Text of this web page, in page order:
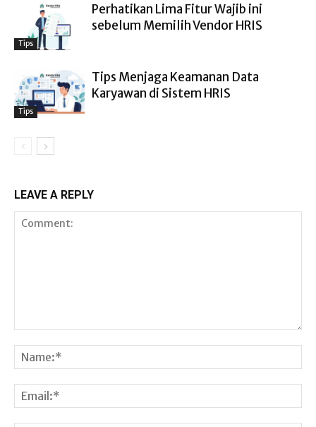
Tips
Perhatikan Lima Fitur Wajib ini
sebelum Memilih Vendor HRIS
Tips
Tips Menjaga Keamanan Data
Karyawan di Sistem HRIS
LEAVE A REPLY